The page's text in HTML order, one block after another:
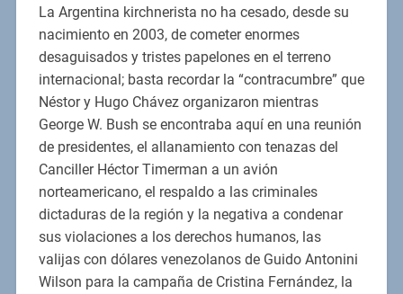
La Argentina kirchnerista no ha cesado, desde su
nacimiento en 2003, de cometer enormes
desaguisados y tristes papelones en el terreno
internacional; basta recordar la “contracumbre” que
Néstor y Hugo Chávez organizaron mientras
George W. Bush se encontraba aquí en una reunión
de presidentes, el allanamiento con tenazas del
Canciller Héctor Timerman a un avión
norteamericano, el respaldo a las criminales
dictaduras de la región y la negativa a condenar
sus violaciones a los derechos humanos, las
valijas con dólares venezolanos de Guido Antonini
Wilson para la campaña de Cristina Fernández, la